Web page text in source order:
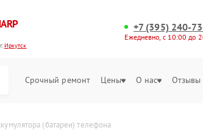
Иркутск
+7 (395) 240-
Ежедневно, с 10:00 до
Срочный ремонт Цены О нас Отзывы
(батареи) телефона